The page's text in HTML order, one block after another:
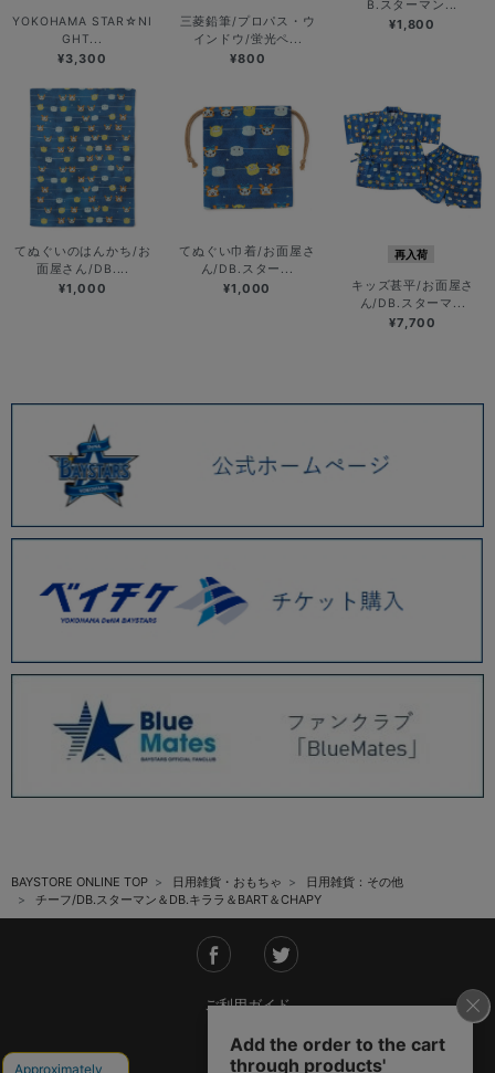
YOKOHAMA STAR☆NI
GHT...
¥3,300
三菱鉛筆/プロパス・ウ
インドウ/蛍光ペ...
¥800
B.スターマン...
¥1,800
てぬぐいのはんかち/お
面屋さん/DB....
¥1,000
てぬぐい巾着/お面屋さ
ん/DB.スター...
¥1,000
再入荷
キッズ甚平/お面屋さ
ん/DB.スターマ...
¥7,700
BAYSTORE ONLINE TOP 日用雑貨・おもちゃ
日用雑貨：その他
チーフ/DB.スターマン＆DB.キララ＆BART＆CHAPY
ご利用ガイド
会社概要